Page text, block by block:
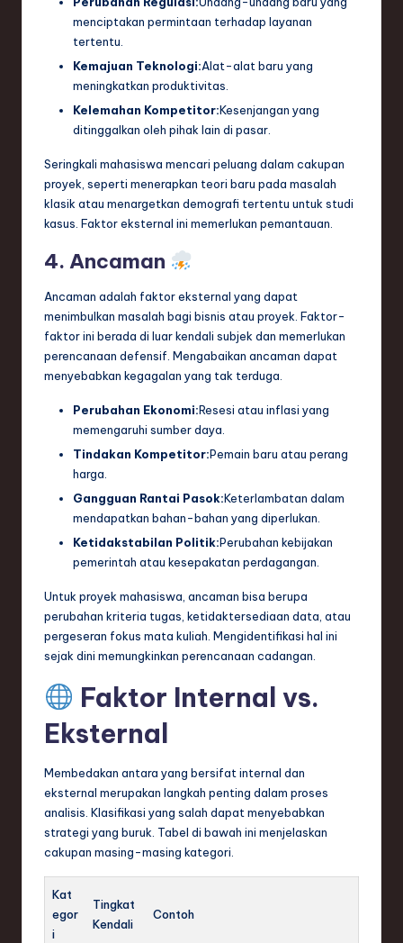
menciptakan permintaan terhadap layanan
tertentu.
Kemajuan Teknologi:Alat-alat baru yang
meningkatkan produktivitas.
Kelemahan Kompetitor:Kesenjangan yang
ditinggalkan oleh pihak lain di pasar.
Seringkali mahasiswa mencari peluang dalam cakupan
proyek, seperti menerapkan teori baru pada masalah
klasik atau menargetkan demografi tertentu untuk studi
kasus. Faktor eksternal ini memerlukan pemantauan.
4. Ancaman
Ancaman adalah faktor eksternal yang dapat
menimbulkan masalah bagi bisnis atau proyek. Faktor-
faktor ini berada di luar kendali subjek dan memerlukan
perencanaan defensif. Mengabaikan ancaman dapat
menyebabkan kegagalan yang tak terduga.
Perubahan Ekonomi:Resesi atau inflasi yang
memengaruhi sumber daya.
Tindakan Kompetitor:Pemain baru atau perang
harga.
Gangguan Rantai Pasok:Keterlambatan dalam
mendapatkan bahan-bahan yang diperlukan.
Ketidakstabilan Politik:Perubahan kebijakan
pemerintah atau kesepakatan perdagangan.
Untuk proyek mahasiswa, ancaman bisa berupa
perubahan kriteria tugas, ketidaktersediaan data, atau
pergeseran fokus mata kuliah. Mengidentifikasi hal ini
sejak dini memungkinkan perencanaan cadangan.
Faktor Internal vs.
Eksternal
Membedakan antara yang bersifat internal dan
eksternal merupakan langkah penting dalam proses
analisis. Klasifikasi yang salah dapat menyebabkan
strategi yang buruk. Tabel di bawah ini menjelaskan
cakupan masing-masing kategori.
Kat
egor
i
Tingkat
Kendali
Contoh